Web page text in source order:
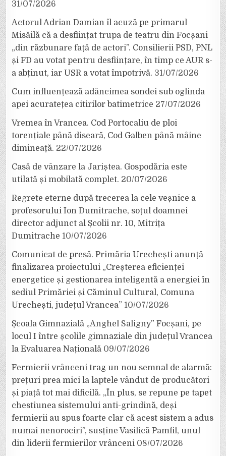
31/07/2026
Actorul Adrian Damian îl acuză pe primarul
Misăilă că a desființat trupa de teatru din Focșani
„din răzbunare față de actori”. Consilierii PSD, PNL
și FD au votat pentru desființare, în timp ce AUR s-
a abținut, iar USR a votat împotrivă. 31/07/2026
Cum influențează adâncimea sondei sub oglinda
apei acuratețea citirilor batimetrice 27/07/2026
Vremea în Vrancea. Cod Portocaliu de ploi
torențiale până diseară, Cod Galben până mâine
dimineață. 22/07/2026
Casă de vânzare la Jariștea. Gospodăria este
utilată și mobilată complet. 20/07/2026
Regrete eterne după trecerea la cele veșnice a
profesorului Ion Dumitrache, soțul doamnei
director adjunct al Școlii nr. 10, Mitrița
Dumitrache 10/07/2026
Comunicat de presă. Primăria Urechești anunță
finalizarea proiectului „Creșterea eficienței
energetice și gestionarea inteligentă a energiei în
sediul Primăriei și Căminul Cultural, Comuna
Urechești, județul Vrancea” 10/07/2026
Școala Gimnazială „Anghel Saligny” Focșani, pe
locul I între școlile gimnaziale din județul Vrancea
la Evaluarea Națională 09/07/2026
Fermierii vrânceni trag un nou semnal de alarmă:
prețuri prea mici la laptele vândut de producători
și piață tot mai dificilă. „În plus, se repune pe tapet
chestiunea sistemului anti-grindină, deși
fermierii au spus foarte clar că acest sistem a adus
numai nenorociri”, susține Vasilică Pamfil, unul
din liderii fermierilor vrânceni 08/07/2026